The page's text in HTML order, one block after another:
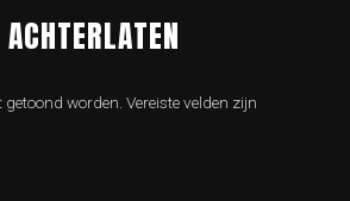
worden. Vereiste velden zijn